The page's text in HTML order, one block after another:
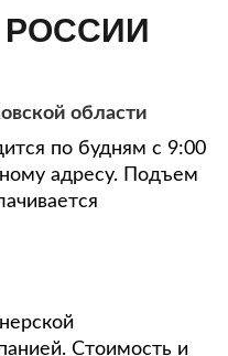
области
по будням с 9:00
адресу. Подъем
Стоимость и